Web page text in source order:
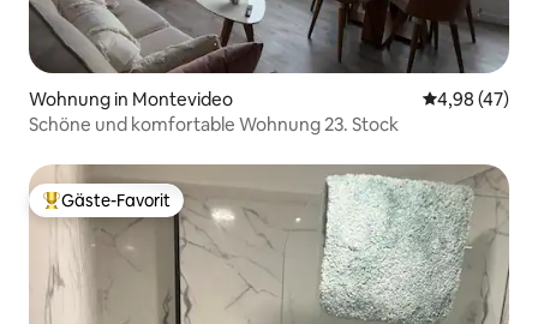
Wohnung in Montevideo
4,98 (47)
Schöne und komfortable Wohnung 23. Stock
Beliebter Gäste-Favorit.
Gäste-Favorit